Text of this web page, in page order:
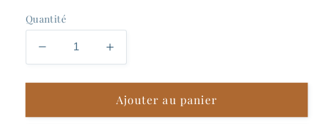
Quantité
Réduire
la
quantité
Bôtan
Augmenter
la
quantité
de
Bôtan
Ajouter au panier